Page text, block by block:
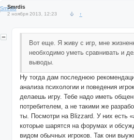
Smrdis
2 ноября 2013, 12:23 ↑
Вот еще. Я живу с игр, мне
необходимо уметь сравнивать и
выводы.
Ну тогда дам последнюю
анализа психологии и поведения
делаешь игру. Тебе надо иметь
потребителем, а не такими же
ты. Посмотри на Blizzard. У них есть
которые шарятся на форумах и
видом обычных игроков. Так они